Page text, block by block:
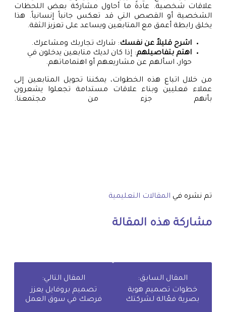
علاقات شخصية. عادةً ما أحاول مشاركة بعض اللحظات
الشخصية أو القصص التي قد تعكس جانباً إنسانياً. هذا
يخلق رابطة أعمق مع المتابعين ويساعد على تعزيز الثقة.
اشرح قليلاً عن نفسك: شارك تجاربك ومشاعرك.
اهتم بتفاصيلهم: إذا كان لديك متابعين يدخلون في
حوار، اسألهم عن مشاريعهم أو اهتماماتهم.
من خلال اتباع هذه الخطوات، يمكننا تحويل المتابعين إلى
عملاء فعليين وبناء علاقات مستدامة تجعلوا يشعرون
بأنهم جزء من مجتمعنا.
تم نشره في المقالات التعليمية
مشاركة هذه المقالة
المقال السابق:
خطوات تصميم هوية
بصرية فعّالة لشركتك
المقال التالي:
تصميم بروفايل يعزز
فرصك في سوق العمل